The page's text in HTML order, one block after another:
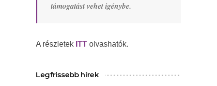
támogatást vehet igénybe.
A részletek ITT olvashatók.
Legfrissebb hírek